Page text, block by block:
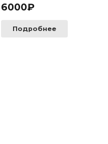
6000₽
Подробнее